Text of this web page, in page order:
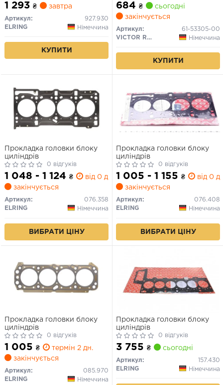
1 293 ₴ завтра
Артикул:
927.930
ELRING
Німеччина
КУПИТИ
684 ₴
сьогодні
закінчується
Артикул:
61-53305-00
VICTOR REINZ
Німеччина
КУПИТИ
Прокладка головки блоку
циліндрів
0 відгуків
1 048 - 1 124 ₴
від 0 дн.
закінчується
Артикул:
076.358
ELRING
Німеччина
ВИБРАТИ ЦІНУ
Прокладка головки блоку
циліндрів
0 відгуків
1 005 - 1 155 ₴
від 0
закінчується
Артикул:
076.408
ELRING
Німеччина
ВИБРАТИ ЦІНУ
Прокладка головки блоку
циліндрів
0 відгуків
1 005 ₴
термін 2 дн.
закінчується
Артикул:
085.970
ELRING
Німеччина
Прокладка головки блоку
циліндрів
0 відгуків
3 755 ₴ сьогодні
Артикул:
157.430
ELRING
Німеччина